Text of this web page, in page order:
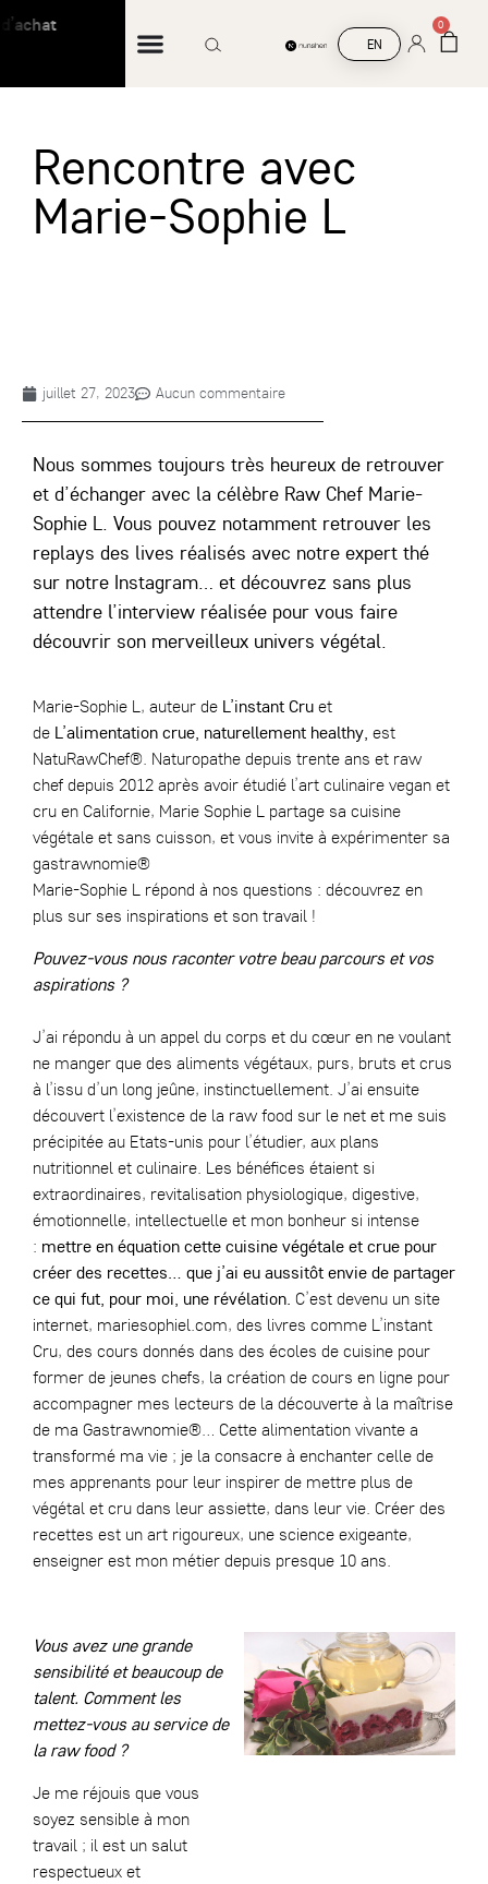
Livraison offerte à partir de 45 € d’achat
EN
0
Rencontre avec
Marie-Sophie L
juillet 27, 2023 Aucun commentaire
Nous sommes toujours très heureux de retrouver
et d’échanger avec la célèbre Raw Chef Marie-
Sophie L. Vous pouvez notamment retrouver les
replays des lives réalisés avec notre expert thé
sur notre Instagram… et découvrez sans plus
attendre l’interview réalisée pour vous faire
découvrir son merveilleux univers végétal.
Marie-Sophie L, auteur de L’instant Cru et
de L’alimentation crue, naturellement healthy, est
NatuRawChef®. Naturopathe depuis trente ans et raw
chef depuis 2012 après avoir étudié l’art culinaire vegan et
cru en Californie, Marie Sophie L partage sa cuisine
végétale et sans cuisson, et vous invite à expérimenter sa
gastrawnomie®
Marie-Sophie L répond à nos questions : découvrez en
plus sur ses inspirations et son travail !
Pouvez-vous nous raconter votre beau parcours et vos
aspirations ?
J’ai répondu à un appel du corps et du cœur en ne voulant
ne manger que des aliments végétaux, purs, bruts et crus
à l’issu d’un long jeûne, instinctuellement. J’ai ensuite
découvert l’existence de la raw food sur le net et me suis
précipitée au Etats-unis pour l’étudier, aux plans
nutritionnel et culinaire. Les bénéfices étaient si
extraordinaires, revitalisation physiologique, digestive,
émotionnelle, intellectuelle et mon bonheur si intense
: mettre en équation cette cuisine végétale et crue pour
créer des recettes… que j’ai eu aussitôt envie de partager
ce qui fut, pour moi, une révélation. C’est devenu un site
internet, mariesophiel.com, des livres comme L’instant
Cru, des cours donnés dans des écoles de cuisine pour
former de jeunes chefs, la création de cours en ligne pour
accompagner mes lecteurs de la découverte à la maîtrise
de ma Gastrawnomie®… Cette alimentation vivante a
transformé ma vie ; je la consacre à enchanter celle de
mes apprenants pour leur inspirer de mettre plus de
végétal et cru dans leur assiette, dans leur vie. Créer des
recettes est un art rigoureux, une science exigeante,
enseigner est mon métier depuis presque 10 ans.
Vous avez une grande
sensibilité et beaucoup de
talent. Comment les
mettez-vous au service de
la raw food ?
Je me réjouis que vous
soyez sensible à mon
travail ; il est un salut
respectueux et